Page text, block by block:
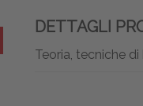
DETTAGLI
Teoria, tecniche